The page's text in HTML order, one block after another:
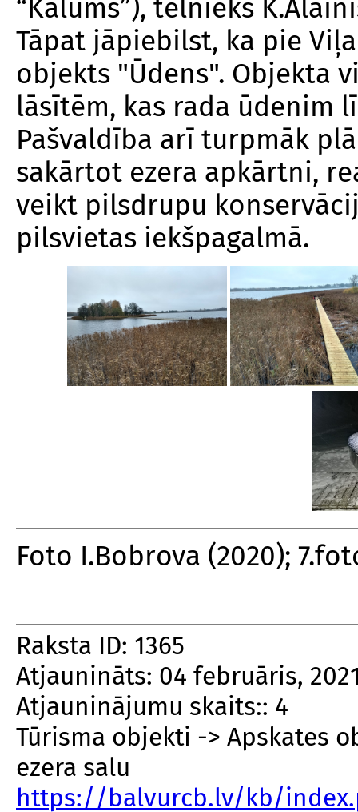
“Kalums”), tēlnieks
Tāpat jāpiebilst, ka pie
objekts "Ūdens". Objekta
lāsītēm, kas rada ūdenim
Pašvaldība arī turpmāk
sakārtot ezera apkārtni,
veikt pilsdrupu
pilsvietas iekšpagalmā.
Foto I.Bobrova (2020);
Raksta ID: 1365
Atjaunināts: 04 februāris,
Atjauninājumu skaits:: 4
Tūrisma objekti -> Apskates
ezera salu
https://balvurcb.lv/kb/